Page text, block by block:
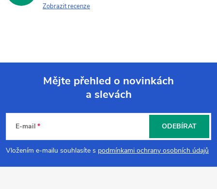
Zobrazit recenze
p
a
Mějte přehled o novinkách
a slevách
E-mail
Vložením e-mailu souhlasíte s podmínkami ochrany osobních údajů
ODEBÍRAT